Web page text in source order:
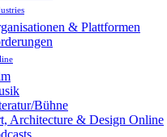
& Plattformen
Bühne
Architecture & Design Online